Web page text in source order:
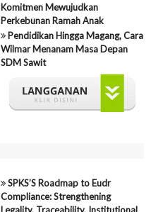
Komitmen Mewujudkan
Perkebunan Ramah Anak
Pendidikan Hingga Magang, Cara
Wilmar Menanam Masa Depan
SDM Sawit
SPKS’S Roadmap to Eudr
Compliance: Strengthening